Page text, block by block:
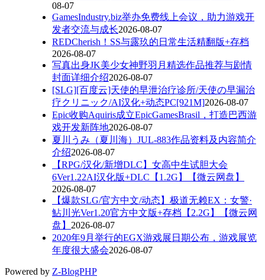
08-07
GamesIndustry.biz举办免费线上会议，助力游戏开
发者交流与成长2026-08-07
REDCherish！SS与露玖的日常生活精翻版+存档
2026-08-07
写真出身JK美少女神野羽月精选作品推荐与剧情
封面详细介绍2026-08-07
[SLG][百度云]天使的早泄治疗诊所/天使の早漏治
疗クリニック/AI汉化+动态PC[921M]2026-08-07
Epic收购Aquiris成立EpicGamesBrasil，打造巴西游
戏开发新阵地2026-08-07
夏川うみ（夏川海）JUL-883作品资料及内容简介
介绍2026-08-07
【RPG/汉化/新增DLC】女高中生试胆大会
6Ver1.22AI汉化版+DLC【1.2G】【微云网盘】
2026-08-07
【爆款SLG/官方中文/动态】极道无赖EX：女警·
鮎川光Ver1.20官方中文版+存档【2.2G】【微云网
盘】 2026-08-07
2020年9月举行的EGX游戏展日期公布，游戏展览
年度很大盛会2026-08-07
Powered by Z-BlogPHP